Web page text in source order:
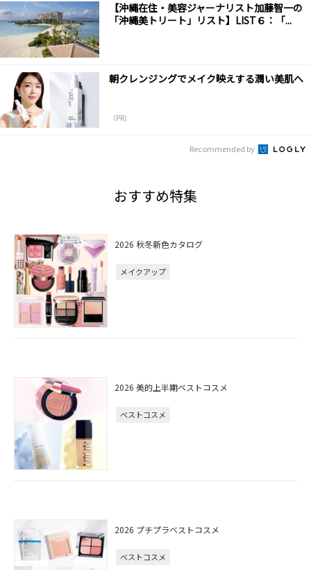
【沖縄在住・美容ジャーナリスト加藤智一の
「沖縄美トリート」リスト】LIST６：「...
朝クレンジングでメイク映えする潤い美肌へ
（PR）
Recommended by
おすすめ特集
2026 秋冬新色カタログ
メイクアップ
2026 美的上半期ベストコスメ
ベストコスメ
2026 プチプラベストコスメ
ベストコスメ